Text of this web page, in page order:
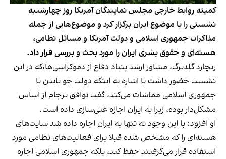
کمیته روابط خارجی مجلس نمایندگان آمریکا روز چهارشنبه
نشستی را با موضوع ایران برگزار کرد و موضوع‌هایی از جمله
مذاکرات جمهوری اسلامی و دولت آمریکا و مسائل نظامی،
هسته‌ای و حقوق بشری ایران را مورد بحث و بررسی قرار داد.
ریچارد گلدبرگ، مشاور ارشد بنیاد دفاع از دموکراسی‌ها،که در این
نشست حضور داشت با اشاره به اینکه دولت جو بایدن با
جمهوری اسلامی مماشات می‌کند، گفت توافق برجام از اساس
مشکل‌دار بوده، زیرا به ایران اجازه غنی‌سازی داده است.
او افزود: با این وجود نه تنها به ایران اجازه داده شد سایت‌های
هسته‌ای را که مشخص شده قبلا برای فعالیت‌های نظامی مورد
استفاده قرار می‌گرفتند حفظ کند، بلکه جمهوری اسلامی اجازه